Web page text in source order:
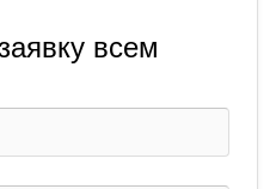
всем